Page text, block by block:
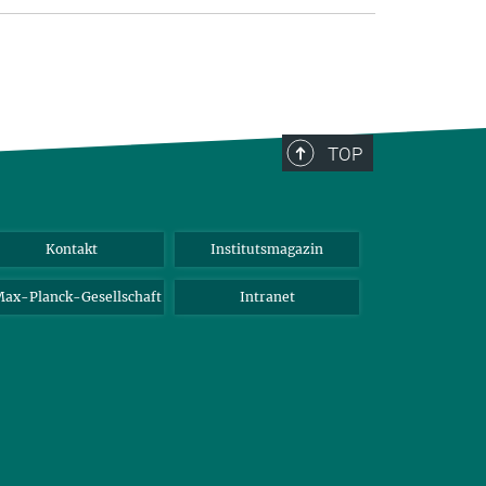
TOP
Kontakt Institutsmagazin
Planck-Gesellschaft Intranet